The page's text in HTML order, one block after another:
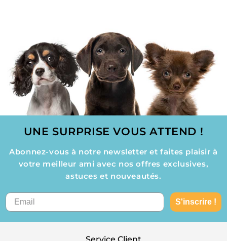
UNE SURPRISE VOUS ATTEND !
Abonnez-vous à notre newsletter et faites plaisir à
votre meilleur ami avec nos offres exclusives,
astuces et nouveautés.
S'inscrire !